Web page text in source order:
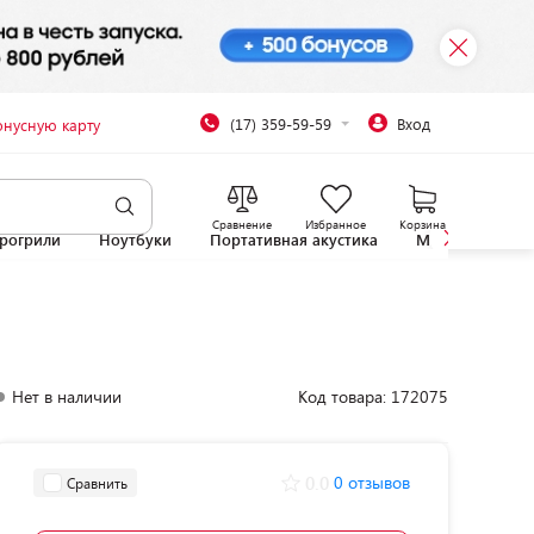
карту (17) 359-59-59 Вход
Сравнение Избранное Корзина
Ноутбуки Портативная акустика
Нет в наличии Код товара: 172075
Сравнить 0 отзывов